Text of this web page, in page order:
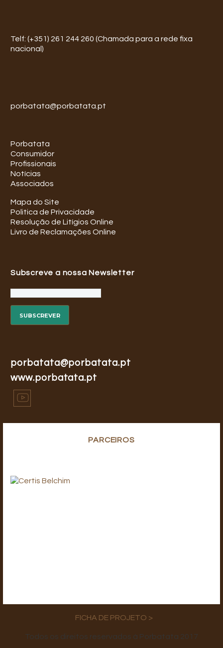
Telf: (+351) 261 244 260 (Chamada para a rede fixa
nacional)
porbatata@porbatata.pt
Porbatata
Consumidor
Profissionais
Notícias
Associados
Mapa do Site
Politica de Privacidade
Resolução de Litígios Online
Livro de Reclamações Online
Subscreve a nossa Newsletter
porbatata@porbatata.pt
www.porbatata.pt
PARCEIROS
FICHA DE PROJETO >
Todos os direitos reservados à Porbatata 2017